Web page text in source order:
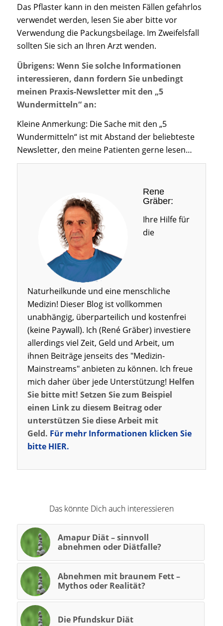
Das Pflaster kann in den meisten Fällen gefahrlos
verwendet werden, lesen Sie aber bitte vor
Verwendung die Packungsbeilage. Im Zweifelsfall
sollten Sie sich an Ihren Arzt wenden.
Übrigens: Wenn Sie solche Informationen
interessieren, dann fordern Sie unbedingt
meinen Praxis-Newsletter mit den „5
Wundermitteln“ an:
Kleine Anmerkung: Die Sache mit den „5
Wundermitteln“ ist mit Abstand der beliebteste
Newsletter, den meine Patienten gerne lesen…
Rene
Gräber:
Ihre Hilfe für
die
Naturheilkunde und eine menschliche
Medizin! Dieser Blog ist vollkommen
unabhängig, überparteilich und kostenfrei
(keine Paywall). Ich (René Gräber) investiere
allerdings viel Zeit, Geld und Arbeit, um
ihnen Beiträge jenseits des "Medizin-
Mainstreams" anbieten zu können. Ich freue
mich daher über jede Unterstützung! Helfen
Sie bitte mit! Setzen Sie zum Beispiel
einen Link zu diesem Beitrag oder
unterstützen Sie diese Arbeit mit
Geld. Für mehr Informationen klicken Sie
bitte HIER.
Das könnte Dich auch interessieren
Amapur Diät – sinnvoll
abnehmen oder Diätfalle?
Abnehmen mit braunem Fett –
Mythos oder Realität?
Die Pfundskur Diät